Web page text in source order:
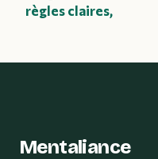
règles claires,
Mentaliance